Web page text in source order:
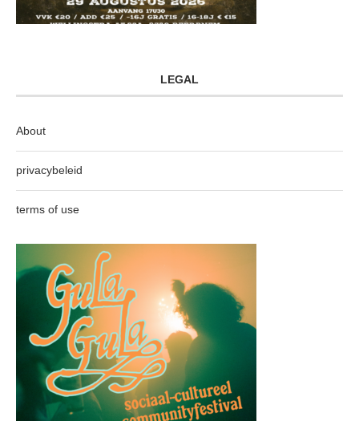
LEGAL
About
privacybeleid
terms of use